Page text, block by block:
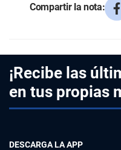
Compartir la nota:
¡Recibe las
en tus propias
DESCARGA LA APP